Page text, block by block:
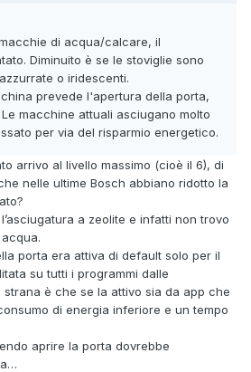
di acqua/calcare, il
Diminuito è se le stoviglie sono
o iridescenti.
prevede l'apertura della porta,
macchine attuali asciugano molto
per via del risparmio energetico.
arrivo al livello massimo (cioè il 6), di
nelle ultime Bosch abbiano ridotto la
a zeolite e infatti non trovo
porta era attiva di default solo per il
su tutti i programmi dalle
strana è che se la attivo sia da app che
di energia inferiore e un tempo
aprire la porta dovrebbe